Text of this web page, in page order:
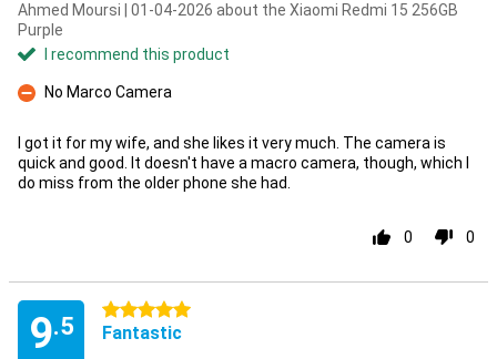
Ahmed Moursi | 01-04-2026 about the Xiaomi Redmi 15 256GB
Purple
I recommend this product
Con
No Marco Camera
I got it for my wife, and she likes it very much. The camera is
quick and good. It doesn't have a macro camera, though, which I
do miss from the older phone she had.
0 0
9.5
5 stars
Fantastic